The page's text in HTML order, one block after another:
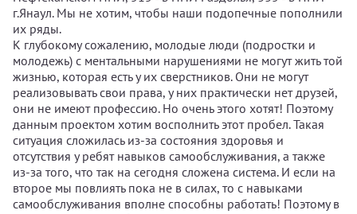
г.Янаул. Мы не хотим, чтобы наши подопечные пополнили
их ряды.
К глубокому сожалению, молодые люди (подростки и
молодежь) с ментальными нарушениями не могут жить той
жизнью, которая есть у их сверстников. Они не могут
реализовывать свои права, у них практически нет друзей,
они не имеют профессию. Но очень этого хотят! Поэтому
данным проектом хотим восполнить этот пробел. Такая
ситуация сложилась из-за состояния здоровья и
отсутствия у ребят навыков самообслуживания, а также
из-за того, что так на сегодня сложена система. И если на
второе мы повлиять пока не в силах, то с навыками
самообслуживания вполне способны работать! Поэтому в